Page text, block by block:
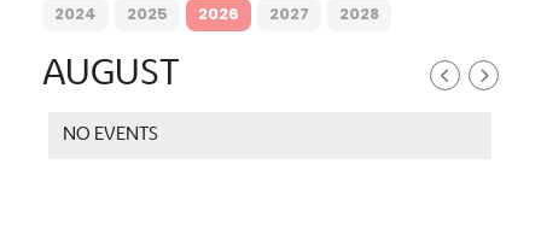
2024
2025 2026 2027 2028
AUGUST
NO EVENTS